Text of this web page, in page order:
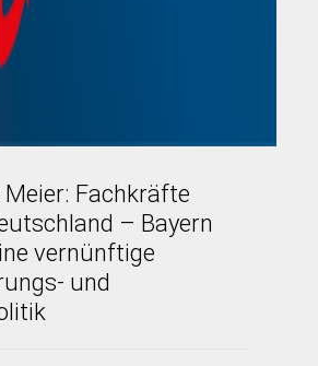
Fachkräfte
– Bayern
vernünftige
und